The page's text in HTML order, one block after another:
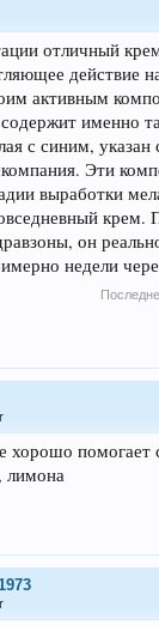
отличный
действие
активным
именно
с синим,
Эти
выработки
крем.
он
недели
хорошо помогает
лимона